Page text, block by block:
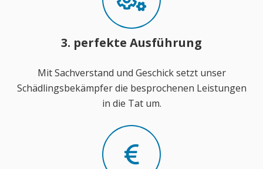
3. perfekte Ausführung
Mit Sachverstand und Geschick setzt unser
Schädlingsbekämpfer die besprochenen Leistungen
in die Tat um.